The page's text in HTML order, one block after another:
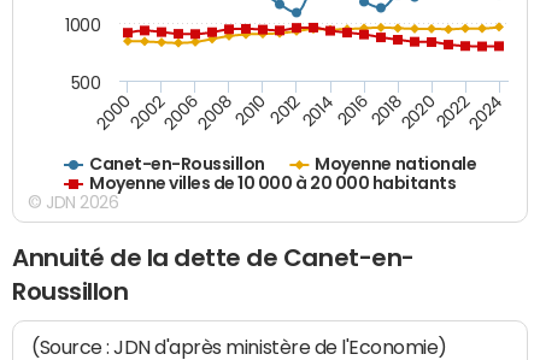
Canet-en-Roussillon
Moyenne nationale
Moyenne villes de 10 000 à 20 000 habitants
200020022006200820102012201420162018202020222024
500
1000
© JDN 2026
Annuité de la dette de Canet-en-
Roussillon
(Source : JDN d'après ministère de l'Economie)